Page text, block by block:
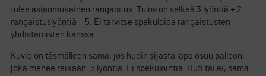
tulee asianmukainen rangaistus. Tulos on selkeä 3 lyöntiä + 2
rangaistuslyöntiä = 5. Ei tarvitse spekuloida rangaistusten
yhdistämisten kanssa.
Kuvio on täsmälleen sama, jos hudin sijasta lapa osuu palloon,
joka menee reikään. 5 lyöntiä. Ei spekulointia. Huti tai ei, sama